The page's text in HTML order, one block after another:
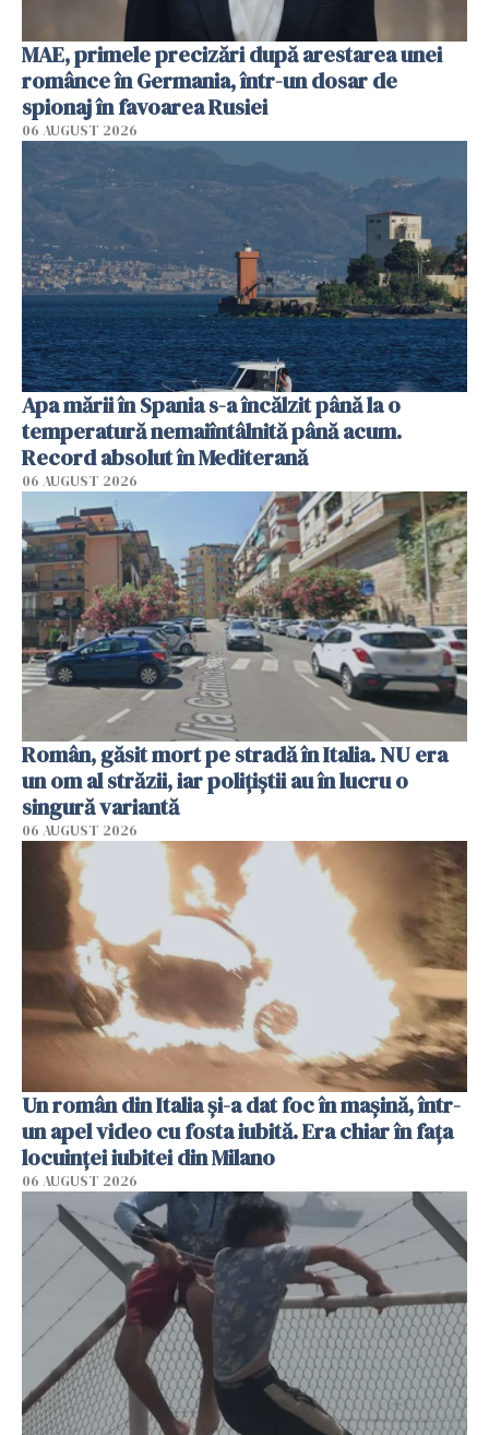
MAE, primele precizări după arestarea unei
românce în Germania, într-un dosar de
spionaj în favoarea Rusiei
06 AUGUST 2026
Apa mării în Spania s-a încălzit până la o
temperatură nemaiîntâlnită până acum.
Record absolut în Mediterană
06 AUGUST 2026
Român, găsit mort pe stradă în Italia. NU era
un om al străzii, iar polițiștii au în lucru o
singură variantă
06 AUGUST 2026
Un român din Italia și-a dat foc în mașină, într-
un apel video cu fosta iubită. Era chiar în fața
locuinței iubitei din Milano
06 AUGUST 2026